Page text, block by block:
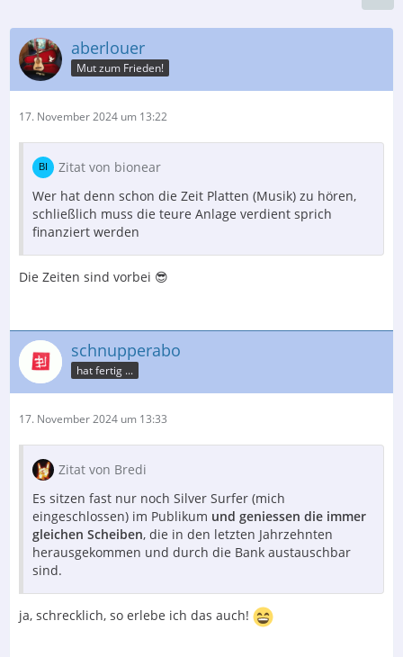
aberlouer
Mut zum Frieden!
17. November 2024 um 13:22
Zitat von bionear
Wer hat denn schon die Zeit Platten (Musik) zu hören,
schließlich muss die teure Anlage verdient sprich
finanziert werden
Die Zeiten sind vorbei 😎
schnupperabo
hat fertig ...
17. November 2024 um 13:33
Zitat von Bredi
Es sitzen fast nur noch Silver Surfer (mich
eingeschlossen) im Publikum und geniessen die immer
gleichen Scheiben, die in den letzten Jahrzehnten
herausgekommen und durch die Bank austauschbar
sind.
ja, schrecklich, so erlebe ich das auch!